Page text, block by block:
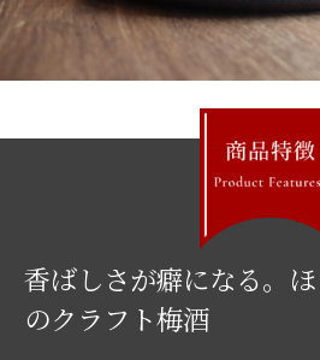
香ばしさが癖になる。
のクラフト梅酒